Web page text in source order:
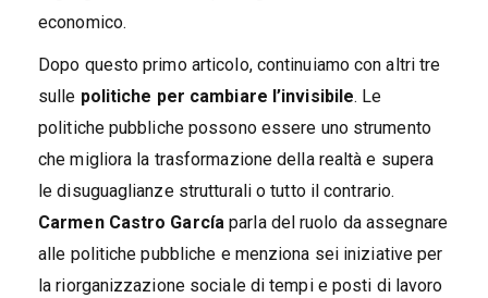
economico.
Dopo questo primo articolo, continuiamo con altri tre
sulle politiche per cambiare l’invisibile. Le
politiche pubbliche possono essere uno strumento
che migliora la trasformazione della realtà e supera
le disuguaglianze strutturali o tutto il contrario.
Carmen Castro García parla del ruolo da assegnare
alle politiche pubbliche e menziona sei iniziative per
la riorganizzazione sociale di tempi e posti di lavoro